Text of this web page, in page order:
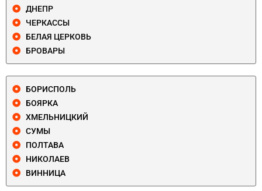
ДНЕПР
ЧЕРКАССЫ
БЕЛАЯ ЦЕРКОВЬ
БРОВАРЫ
БОРИСПОЛЬ
БОЯРКА
ХМЕЛЬНИЦКИЙ
СУМЫ
ПОЛТАВА
НИКОЛАЕВ
ВИННИЦА